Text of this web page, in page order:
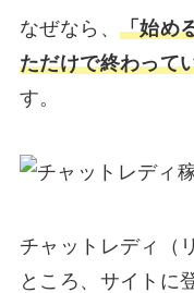
なぜなら、 「始め
ただけで終わって
す。
チャットレディ（
ところ、サイトに